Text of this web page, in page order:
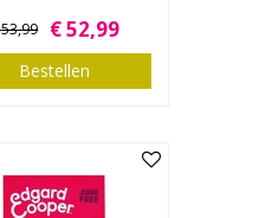
53,99 €52,99
Bestellen